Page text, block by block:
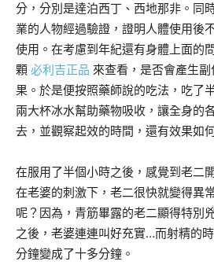
分，分別是達泊西丁、西地那非。同
業的人物經過驗證，證明人體使用後
使用。在考慮到年紀還有身體上面的
顆 必利吉正品 來查看，是否會產生
果。於是便按照藥師說的吃法，吃了
兩大杯冰水幫助藥物吸收，讓全身的
去，並觀察起效的時間，還有效果如
在服用了半個小時之後，感覺到老二
在老婆的刺激下，老二很快就變得異
呢？因為，青筋畢露的老二顯得特別
之後，老婆連連叫好充實…而射精的
分鐘變成了十多分鐘。